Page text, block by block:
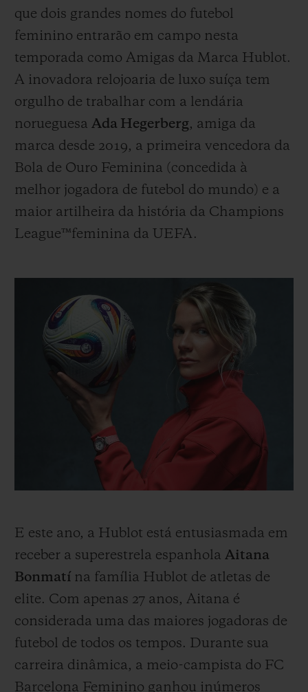
que dois grandes nomes do futebol
feminino entrarão em campo nesta
temporada como Amigas da Marca Hublot.
A inovadora relojoaria de luxo suíça tem
orgulho de trabalhar com a lendária
norueguesa Ada Hegerberg, amiga da
marca desde 2019, a primeira vencedora da
Bola de Ouro Feminina (concedida à
melhor jogadora de futebol do mundo) e a
maior artilheira da história da Champions
League™feminina da UEFA.
E este ano, a Hublot está entusiasmada em
receber a superestrela espanhola Aitana
Bonmatí na família Hublot de atletas de
elite. Com apenas 27 anos, Aitana é
considerada uma das maiores jogadoras de
futebol de todos os tempos. Durante sua
carreira dinâmica, a meio-campista do FC
Barcelona Feminino ganhou inúmeros